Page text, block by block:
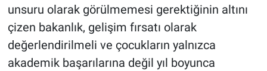
unsuru olarak görülmemesi gerektiğinin altını
çizen bakanlık, gelişim fırsatı olarak
değerlendirilmeli ve çocukların yalnızca
akademik başarılarına değil yıl boyunca